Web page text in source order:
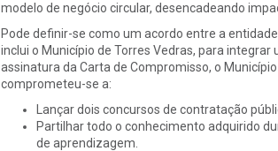
modelo de negócio circular, desencadeando
Pode definir-se como um acordo entre a
inclui o Município de Torres Vedras, para
assinatura da Carta de Compromisso, o
comprometeu-se a:
Lançar dois concursos de contratação
Partilhar todo o conhecimento adquirido
de aprendizagem.